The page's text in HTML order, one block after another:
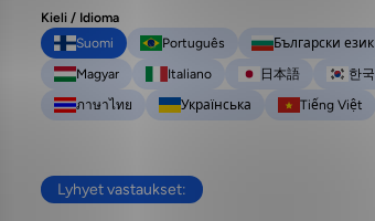
Kieli / Idioma
Suomi
Português Български език
Magyar
Italiano 日本語 한
ภาษาไทย
Українська Tiếng Việt
Lyhyet vastaukset: